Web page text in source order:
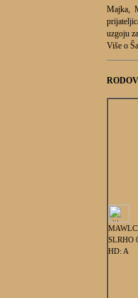
Majka,
uzgoju
Više o
SLRHO
HD: A